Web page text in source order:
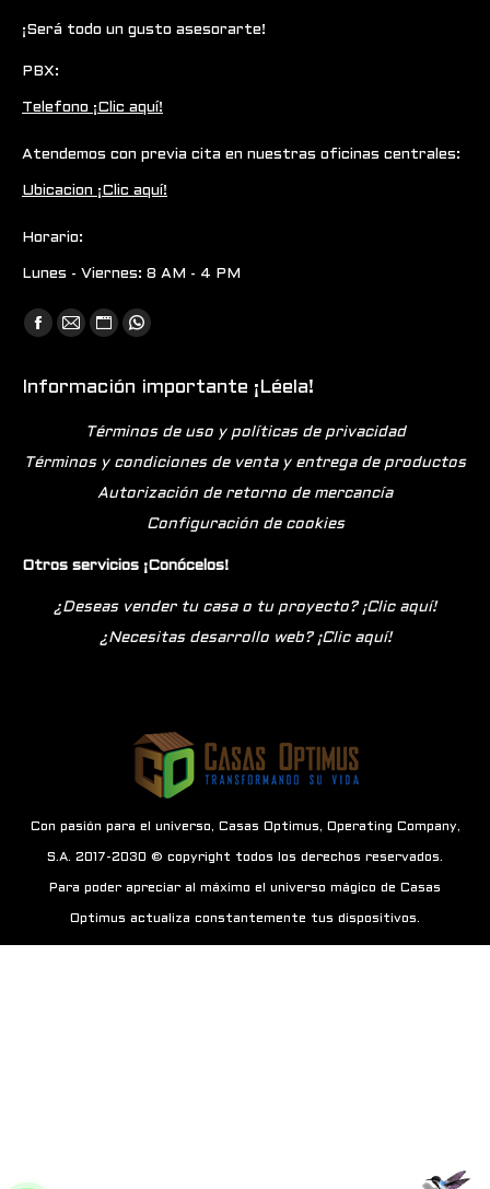
¡Será todo un gusto asesorarte!
PBX:
Telefono ¡Clic aquí!
Atendemos con previa cita en nuestras oficinas centrales:
Ubicacion ¡Clic aquí!
Horario:
Lunes - Viernes: 8 AM - 4 PM
Encuéntranos en:
Facebook
opens
Mail
opens
Sitio
page
Whatsapp
opens
Información importante ¡Léela!
Términos de uso y políticas de privacidad
Términos y condiciones de venta y entrega de productos
Autorización de retorno de mercancía
Configuración de cookies
Otros servicios ¡Conócelos!
¿Deseas vender tu casa o tu proyecto? ¡Clic aquí!
¿Necesitas desarrollo web? ¡Clic aquí!
Con pasión para el universo, Casas Optimus, Operating Company,
S.A. 2017-2030 © copyright todos los derechos reservados.
Para poder apreciar al máximo el universo mágico de Casas
Optimus actualiza constantemente tus dispositivos.